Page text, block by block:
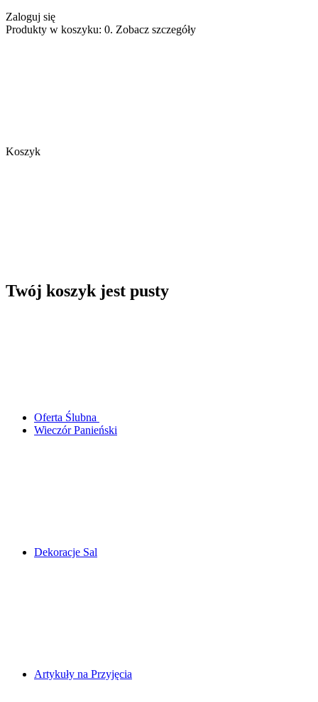
Zaloguj się
Produkty w koszyku: 0. Zobacz szczegóły
Koszyk
Twój koszyk jest pusty
Oferta Ślubna
Wieczór Panieński
Dekoracje Sal
Artykuły na Przyjęcia